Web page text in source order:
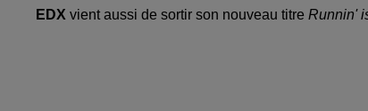
EDX vient aussi de sortir son nouveau titre Runnin'